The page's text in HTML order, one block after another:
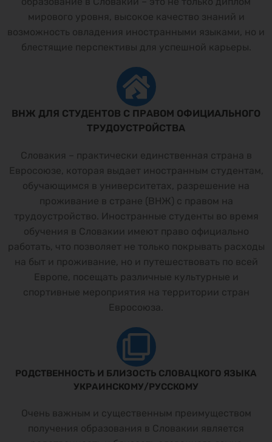
мирового уровня, высокое качество знаний и
возможность овладения иностранными языками, но и
блестящие перспективы для успешной карьеры.
ВНЖ ДЛЯ СТУДЕНТОВ С ПРАВОМ ОФИЦИАЛЬНОГО
ТРУДОУСТРОЙСТВА
Словакия – практически единственная страна в
Евросоюзе, которая выдает иностранным студентам,
обучающимся в университетах, разрешение на
проживание в стране (ВНЖ) с правом на
трудоустройство. Иностранные студенты во время
обучения в Словакии имеют право официально
работать, что позволяет не только покрывать расходы
на быт и проживание, но и путешествовать по всей
Европе, посещать различные культурные и
спортивные мероприятия на территории стран
Евросоюза.
РОДСТВЕННОСТЬ И БЛИЗОСТЬ СЛОВАЦКОГО ЯЗЫКА
УКРАИНСКОМУ/РУССКОМУ
Очень важным и существенным преимуществом
получения образования в Словакии является